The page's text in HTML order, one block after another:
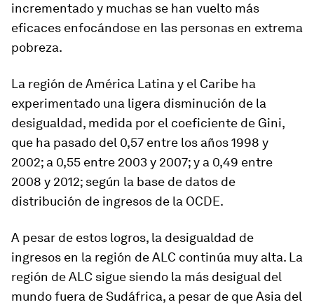
incrementado y muchas se han vuelto más
eficaces enfocándose en las personas en extrema
pobreza.
La región de América Latina y el Caribe ha
experimentado una ligera disminución de la
desigualdad, medida por el coeficiente de Gini,
que ha pasado del 0,57 entre los años 1998 y
2002; a 0,55 entre 2003 y 2007; y a 0,49 entre
2008 y 2012; según la base de datos de
distribución de ingresos de la OCDE.
A pesar de estos logros, la desigualdad de
ingresos en la región de ALC continúa muy alta. La
región de ALC sigue siendo la más desigual del
mundo fuera de Sudáfrica, a pesar de que Asia del